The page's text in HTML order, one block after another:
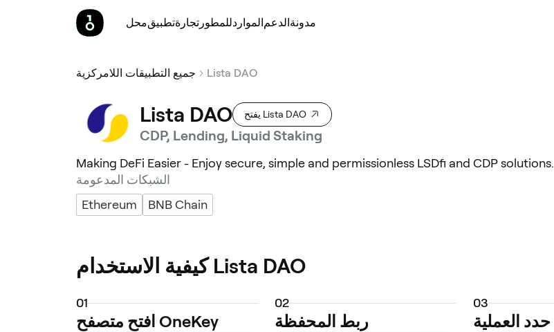
محلتطبيقتجارة للمطورالمواردالدعممدونة
جميع التطبيقات اللامركزية Lista DAO
Lista DAO يفتح Lista DAO
CDP, Lending, Liquid Staking
Making DeFi Easier - Enjoy secure, simple and permissionless LSDfi and CDP solutions.
الشبكات المدعومة
Ethereum
BNB Chain
كيفية الاستخدام Lista DAO
01
افتح متصفح OneKey
02
ربط المحفظة
03
حدد العملية